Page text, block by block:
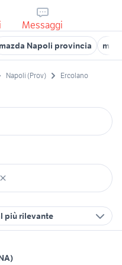
Messaggi
mazda Napoli provincia
Napoli (Prov) Ercolano
più rilevante